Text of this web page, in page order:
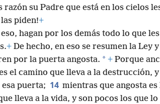
razón su Padre que está en los cielos
piden!+
hagan por los demás todo lo que
+ De hecho, en eso se resumen la Ley
por la puerta angosta. * + Porque
el camino que lleva a la destrucción,
puerta; 14 mientras que angosta
lleva a la vida, y son pocos los que